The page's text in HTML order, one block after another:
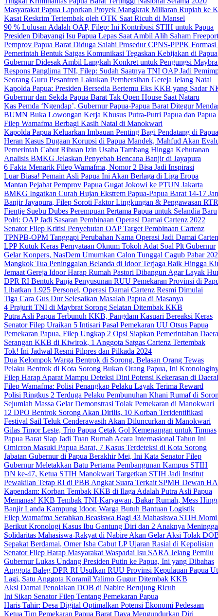
Masyarakat Papua Laporkan Proyek Mangkrak Miliaran Rupiah ke
Kasat Reskrim Tertembak oleh OTK Saat Ricuh di Mansel
90 % Lulusan Adalah OAP, Filep: Ini Kontribusi STIH untuk Papua
Presiden Dibayangi Isu Papua Lepas Saat Ambil Alih Saham Freeport
Pemprov Papua Barat Diduga Salahi Prosedur CPNS-PPPK Formasi
Pemerintah Bentuk Satgas Komunikasi Tegaskan Kebijakan di Papua
Gubernur Didesak Ambil Langkah Konkret untuk Pengungsi
Respons Panglima TNI, Filep: Sudah Saatnya TNI OAP Jadi
Seorang Guru Pesantren Lakukan Pembersihan Gereja Jelang Natal
Kapolda Papua: Presiden Bersedia Bertemu Eks KKB yang Sadar
Gubernur dan Sekda Papua Barat Tak Open House Saat Nataru
Kas Pemda ‘Ngendap’, Gubernur Papua-Papua Barat Ditegur
BUMN Buka Lowongan Kerja Khusus Putra-Putri Papua dan Papua
Filep Wamafma Berbagi Kasih Natal di Manokwari
Kapolda Papua Keluarkan Imbauan Penting Bagi Pendatang di Papua
Heran Kasus Dugaan Korupsi di Papua Mandek, Mahfud Akan
Pemerintah Cabut Ribuan Izin Usaha Tambang Hingga Kehutanan
Analisis BMKG Jelaskan Penyebab Bencana Banjir di Jayapura
6 Fakta Menarik Filep Wamafma, Nomor 2 Bisa Jadi Inspirasi
Luar Biasa! Pemain Asli Papua Ini Akan Berlaga di Liga Eropa
Mantan Pejabat Pemprov Papua Gugat Jokowi ke PTUN Jakarta
BMKG Ingatkan Curah Hujan Ekstrem Papua-Papua Barat 14-17
Banjir Jayapura, Filep Soroti Faktor Lingkungan & Pengawasan
Fientje Suebu Dubes Perempuan Pertama Papua untuk Selandia Baru
Polri: OAP Jadi Sasaran Pembinaan Operasi Damai Cartenz 2022
Senator Filep Kritisi Penyebutan OAP Target Pembinaan Cartenz
TPNPB-OPM Tanggapi Perubahan Nama Operasi Jadi Damai
LPP Kutuk Keras Pernyataan Oknum Tokoh Adat Soal Plt Gubernur
Gelar Konpers, NasDem Umumkan Calon Tunggal Cagub Pabar
Mangkok Tua Peninggalan Belanda di Idoor Terjaga Baik Hingga
Jemaat Gereja Idoor Harap Rumah Pastori Dibangun Agar Layak
DPR RI Bentuk Panja Penyusunan RUU Pemekaran Provinsi di
Libatkan 1.925 Personel, Operasi Damai Cartenz Resmi Dimulai
Tiga Cara Gus Dur Selesaikan Masalah Papua di Masanya
4 Prajurit TNI di Maybrat Sorong Selatan Ditembak KKB
Putra Asli Papua Terbunuh KKB, Pangdam Kasuari Bereaksi Keras
Senator Filep Uraikan 5 Intisari Pasal Pemekaran UU Otsus Papua
Pemekaran Papua, Filep Ungkap 2 Opsi Siapkan Pemerintahan
Serangan KKB di Kiwirok, 1 Anggota Satgas Cartenz Tertembak
Tok! Ini Jadwal Resmi Pilpres dan Pilkada 2024
Dua Kelompok Warga Bentrok di Sorong, Belasan Orang Tewas
Pelaku Bentrok di Kota Sorong Bukan Orang Papua, Ini
Filep Harap Aparat Mampu Deteksi Dini Potensi Kekerasan di
Filep Wamafma: Polisi Penangkap Pelaku Layak Terima Reward
Polisi Ringkus 2 Terduga Pelaku Pembunuhan Khani Rumaf di
Sejumlah Massa Gelar Demonstrasi Tolak Pemekaran di Manokwari
12 DPO Bentrok Sorong Akan Dirilis, 10 Korban Teridentifikasi
Festival Sail Teluk Cenderawasih Akan Diluncurkan di Manokwari
Gilas Timor Leste, Trio Papua Cetak Gol Kemenangan untuk Timnas
Papua Barat Siap Jadi Tuan Rumah Acara Internasional Tahun Ini
Omicron Masuki Papua Barat, 7 Kasus Terdeteksi di Kota Sorong
Jabatan Gubernur di Papua Berakhir Mei, Ini Kata Senator Filep
Gubernur Meletakkan Batu Pertama Pembangunan Kampus STIH
DN ke-47, Ketua STIH Manokwari Targetkan STIH Jadi Institut
Pewakilan Tetap RI di PBB Angkat Suara Terkait SPMH Dewan
Kapendam: Korban Tembak KKB di Ilaga Adalah Putra Asli Papua
Memanas! KKB Tembak TNI-Karyawan, Bakar Rumah, Mess
Banjir Landa Kampung Idoor, Warga Butuh Bantuan Logistik
Filep Wamafma Serahkan Beasiswa Bagi 43 Mahasiswa STIH Momi
Berikut Kronologi Kasus Ibu Gantung Diri dan 2 Anaknya
Solidaritas Mahasiswa-Rakyat di Nabire Akan Gelar Aksi Tolak
Sepakat Berdamai, Omer Isba Cabut LP Ujaran Rasial di Kepolisian
Senator Filep Harap Masyarakat Waspadai Isu SARA Jelang Pemilu
Gubernur Lukas Undang Presiden Putin ke Papua, Ini yang Dibahas
Anggota Baleg DPR RI Usulkan RUU Provinsi Kepulauan Papua
Lagi, Satu Anggota Koramil Yalimo Gugur Ditembak KKB
Aksi Damai Penolakan DOB di Nabire Berujung Ricuh
Ini Sikap Senator Filep Tentang Pemekaran Papua
Haris Tahir: Desa Digital Optimalkan Potensi Ekonomi Pedesaan
Ketua Tim Pemekaran Papua Barat Daya Mengundurkan Diri